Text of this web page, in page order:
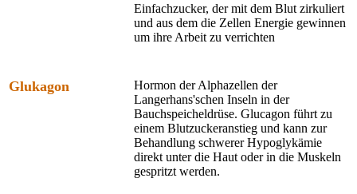
Einfachzucker, der mit dem Blut zirkuliert
und aus dem die Zellen Energie gewinnen
um ihre Arbeit zu verrichten
Glukagon
Hormon der Alphazellen der
Langerhans'schen Inseln in der
Bauchspeicheldrüse. Glucagon führt zu
einem Blutzuckeranstieg und kann zur
Behandlung schwerer Hypoglykämie
direkt unter die Haut oder in die Muskeln
gespritzt werden.